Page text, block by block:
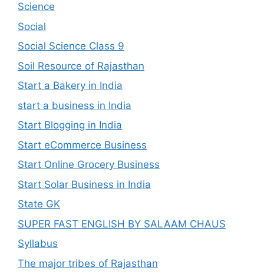
Science
Social
Social Science Class 9
Soil Resource of Rajasthan
Start a Bakery in India
start a business in India
Start Blogging in India
Start eCommerce Business
Start Online Grocery Business
Start Solar Business in India
State GK
SUPER FAST ENGLISH BY SALAAM CHAUS
Syllabus
The major tribes of Rajasthan